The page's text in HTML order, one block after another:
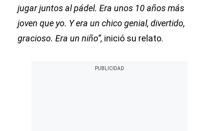
jugar juntos al pádel. Era unos 10 años más
joven que yo. Y era un chico genial, divertido,
gracioso. Era un niño”, inició su relato.